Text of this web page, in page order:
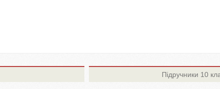
Підручники 10